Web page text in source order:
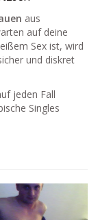
aus
auf deine
Sex ist, wird
und diskret
jeden Fall
Singles